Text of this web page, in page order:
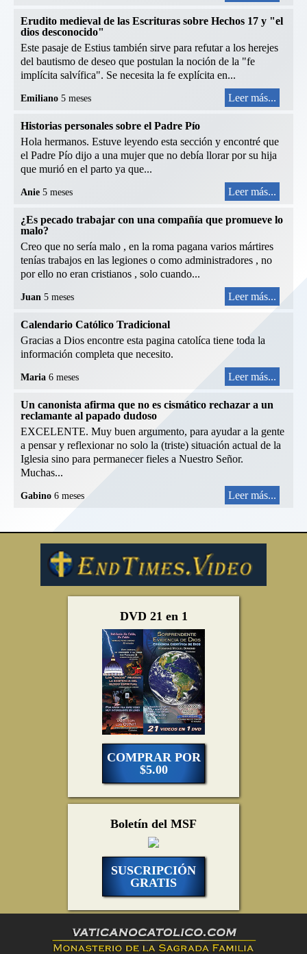
Erudito medieval de las Escrituras sobre Hechos 17 y "el
dios desconocido"
Este pasaje de Estius también sirve para refutar a los herejes
del bautismo de deseo que postulan la noción de la "fe
implícita salvífica". Se necesita la fe explícita en...
Emiliano 5 meses Leer más...
Historias personales sobre el Padre Pío
Hola hermanos. Estuve leyendo esta sección y encontré que
el Padre Pío dijo a una mujer que no debía llorar por su hija
que murió en el parto ya que...
Anie 5 meses Leer más...
¿Es pecado trabajar con una compañía que promueve lo
malo?
Creo que no sería malo , en la roma pagana varios mártires
tenías trabajos en las legiones o como administradores , no
por ello no eran cristianos , solo cuando...
Juan 5 meses Leer más...
Calendario Católico Tradicional
Gracias a Dios encontre esta pagina catolíca tiene toda la
información completa que necesito.
Maria 6 meses Leer más...
Un canonista afirma que no es cismático rechazar a un
reclamante al papado dudoso
EXCELENTE. Muy buen argumento, para ayudar a la gente
a pensar y reflexionar no solo la (triste) situación actual de la
Iglesia sino para permanecer fieles a Nuestro Señor.
Muchas...
Gabino 6 meses Leer más...
DVD 21 en 1
COMPRAR POR
$5.00
Boletín del MSF
SUSCRIPCIÓN
GRATIS